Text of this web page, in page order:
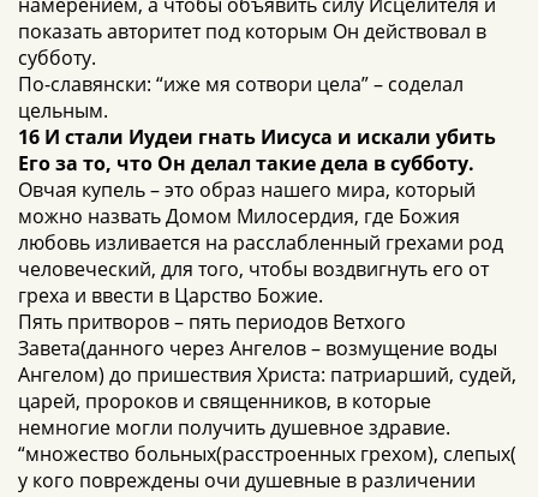
показать авторитет под которым Он действовал в
субботу.
По-славянски: “иже мя сотвори цела” – соделал
цельным.
16 И стали Иудеи гнать Иисуса и искали убить
Его за то, что Он делал такие дела в субботу.
Овчая купель – это образ нашего мира, который
можно назвать Домом Милосердия, где Божия
любовь изливается на расслабленный грехами род
человеческий, для того, чтобы воздвигнуть его от
греха и ввести в Царство Божие.
Пять притворов – пять периодов Ветхого
Завета(данного через Ангелов – возмущение воды
Ангелом) до пришествия Христа: патриарший, судей,
царей, пророков и священников, в которые
немногие могли получить душевное здравие.
“множество больных(расстроенных грехом), слепых(
у кого повреждены очи душевные в различении